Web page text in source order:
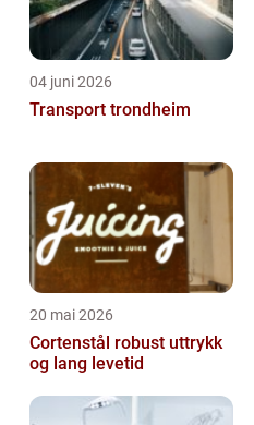
04 juni 2026
Transport trondheim
20 mai 2026
Cortenstål robust uttrykk
og lang levetid